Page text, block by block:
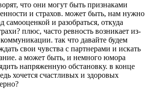
что они могут быть признаками
и страхов. может быть, нам нужно
самооценкой и разобраться, откуда
плюс, часто ревность возникает из-
коммуникации. так что давайте будем
свои чувства с партнерами и искать
а может быть, и немного юмора
напряженную обстановку. в конце
хочется счастливых и здоровых